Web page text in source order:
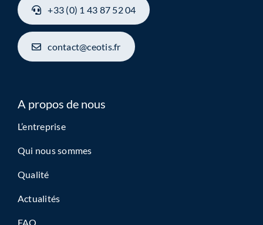
+33 (0) 1 43 87 52 04
contact@ceotis.fr
A propos de nous
L’entreprise
Qui nous sommes
Qualité
Actualités
FAQ